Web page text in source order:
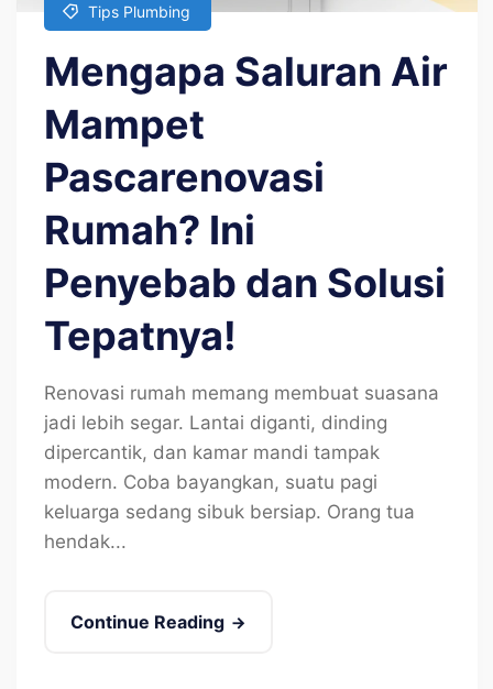
Tips Plumbing
Mengapa Saluran Air
Mampet
Pascarenovasi
Rumah? Ini
Penyebab dan Solusi
Tepatnya!
Renovasi rumah memang membuat suasana
jadi lebih segar. Lantai diganti, dinding
dipercantik, dan kamar mandi tampak
modern. Coba bayangkan, suatu pagi
keluarga sedang sibuk bersiap. Orang tua
hendak...
Continue Reading